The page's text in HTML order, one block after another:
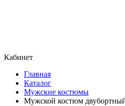
Кабинет
Главная
Каталог
Мужские костюмы
Мужской костюм